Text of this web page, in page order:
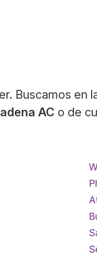
Buscamos
AC o de